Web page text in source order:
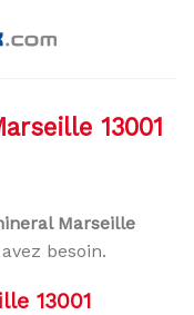
13001
Marseille
besoin.
13001